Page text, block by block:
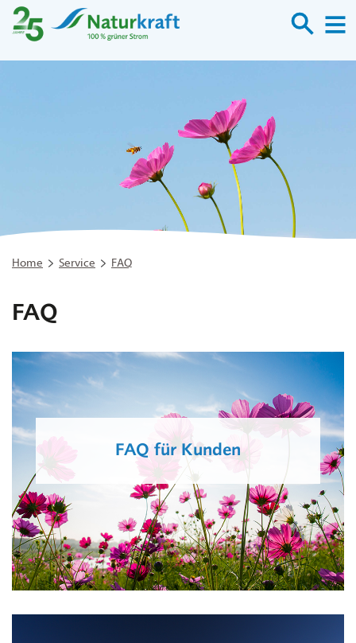
Suche
Home Service FAQ
FAQ
FAQ für Kunden
FAQ für Kunden